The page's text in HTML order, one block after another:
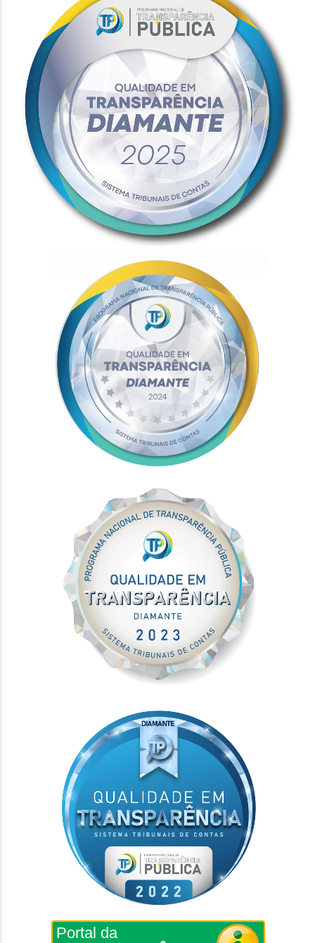
Portal da